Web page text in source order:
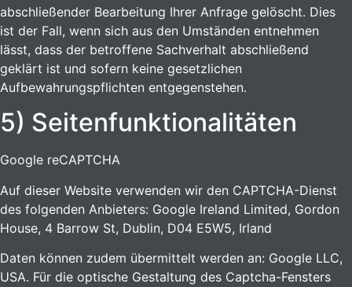
abschließender Bearbeitung Ihrer Anfrage gelöscht. Dies
ist der Fall, wenn sich aus den Umständen entnehmen
lässt, dass der betroffene Sachverhalt abschließend
geklärt ist und sofern keine gesetzlichen
Aufbewahrungspflichten entgegenstehen.
5) Seitenfunktionalitäten
Google reCAPTCHA
Auf dieser Website verwenden wir den CAPTCHA-Dienst
des folgenden Anbieters: Google Ireland Limited, Gordon
House, 4 Barrow St, Dublin, D04 E5W5, Irland
Daten können zudem übermittelt werden an: Google LLC,
USA. Für die optische Gestaltung des Captcha-Fensters